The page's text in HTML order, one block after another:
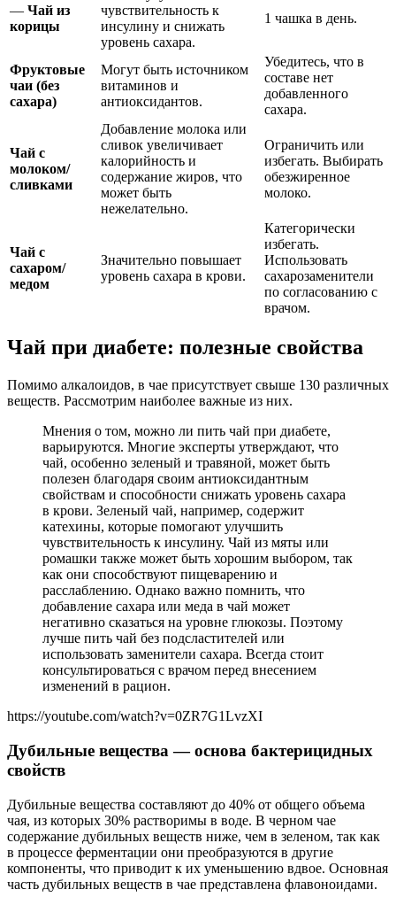
— Чай из
корицы
чувствительность к
инсулину и снижать
уровень сахара.
1 чашка в день.
Фруктовые
чаи (без
сахара)
Могут быть источником
витаминов и
антиоксидантов.
Убедитесь, что в
составе нет
добавленного
сахара.
Чай с
молоком/
сливками
Добавление молока или
сливок увеличивает
калорийность и
содержание жиров, что
может быть
нежелательно.
Ограничить или
избегать. Выбирать
обезжиренное
молоко.
Чай с
сахаром/
медом
Значительно повышает
уровень сахара в крови.
Категорически
избегать.
Использовать
сахарозаменители
по согласованию с
врачом.
Чай при диабете: полезные свойства
Помимо алкалоидов, в чае присутствует свыше 130 различных
веществ. Рассмотрим наиболее важные из них.
Мнения о том, можно ли пить чай при диабете,
варьируются. Многие эксперты утверждают, что
чай, особенно зеленый и травяной, может быть
полезен благодаря своим антиоксидантным
свойствам и способности снижать уровень сахара
в крови. Зеленый чай, например, содержит
катехины, которые помогают улучшить
чувствительность к инсулину. Чай из мяты или
ромашки также может быть хорошим выбором, так
как они способствуют пищеварению и
расслаблению. Однако важно помнить, что
добавление сахара или меда в чай может
негативно сказаться на уровне глюкозы. Поэтому
лучше пить чай без подсластителей или
использовать заменители сахара. Всегда стоит
консультироваться с врачом перед внесением
изменений в рацион.
https://youtube.com/watch?v=0ZR7G1LvzXI
Дубильные вещества — основа бактерицидных
свойств
Дубильные вещества составляют до 40% от общего объема
чая, из которых 30% растворимы в воде. В черном чае
содержание дубильных веществ ниже, чем в зеленом, так как
в процессе ферментации они преобразуются в другие
компоненты, что приводит к их уменьшению вдвое. Основная
часть дубильных веществ в чае представлена флавоноидами.